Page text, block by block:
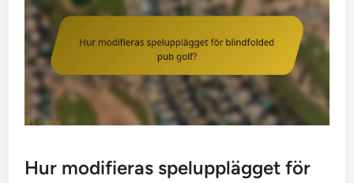
Hur modifieras spelupplägget för